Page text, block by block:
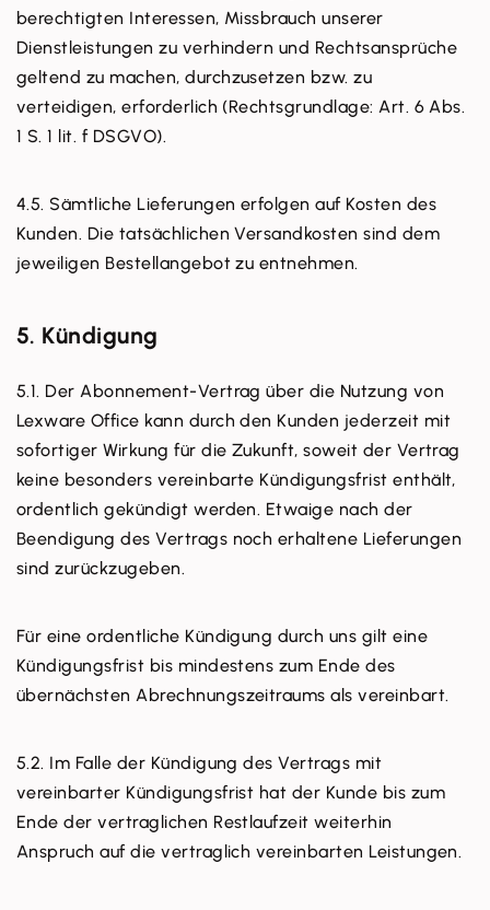
berechtigten Interessen, Missbrauch unserer
Dienstleistungen zu verhindern und Rechtsansprüche
geltend zu machen, durchzusetzen bzw. zu
verteidigen, erforderlich (Rechtsgrundlage: Art. 6 Abs.
1 S. 1 lit. f DSGVO).
4.5. Sämtliche Lieferungen erfolgen auf Kosten des
Kunden. Die tatsächlichen Versandkosten sind dem
jeweiligen Bestellangebot zu entnehmen.
5. Kündigung
5.1. Der Abonnement-Vertrag über die Nutzung von
Lexware Office kann durch den Kunden jederzeit mit
sofortiger Wirkung für die Zukunft, soweit der Vertrag
keine besonders vereinbarte Kündigungsfrist enthält,
ordentlich gekündigt werden. Etwaige nach der
Beendigung des Vertrags noch erhaltene Lieferungen
sind zurückzugeben.
Für eine ordentliche Kündigung durch uns gilt eine
Kündigungsfrist bis mindestens zum Ende des
übernächsten Abrechnungszeitraums als vereinbart.
5.2. Im Falle der Kündigung des Vertrags mit
vereinbarter Kündigungsfrist hat der Kunde bis zum
Ende der vertraglichen Restlaufzeit weiterhin
Anspruch auf die vertraglich vereinbarten Leistungen.